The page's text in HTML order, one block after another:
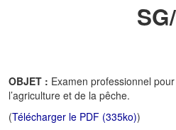
OBJET : Examen professionnel
l’agriculture et de la pêche.
(Télécharger le PDF (335ko))